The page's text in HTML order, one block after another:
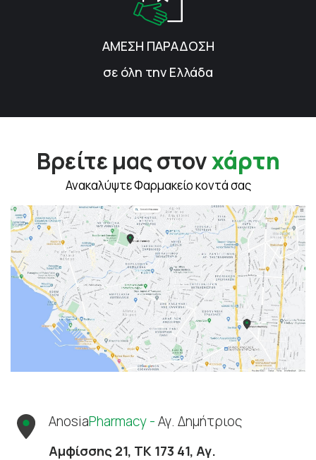
ΑΜΕΣΗ ΠΑΡΑΔΟΣΗ
σε όλη την Ελλάδα
Βρείτε μας στονχάρτη
Ανακαλύψτε Φαρμακείο κοντά σας
AnosiaPharmacy -Αγ. Δημήτριος
Αμφίσσης 21, ΤΚ 173 41, Αγ.